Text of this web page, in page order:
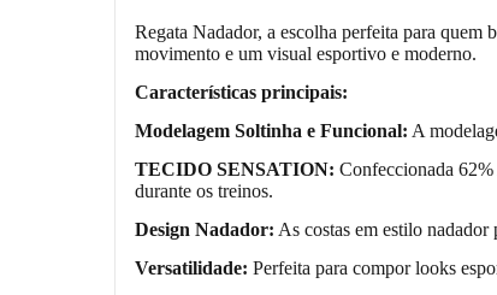
Regata Nadador, a escolha perfeita para quem
movimento e um visual esportivo e moderno.
Características principais:
Modelagem Soltinha e Funcional: A
TECIDO SENSATION: Confeccionada
durante os treinos.
Design Nadador: As costas em estilo
Versatilidade: Perfeita para compor looks